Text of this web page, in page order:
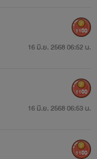
16 มิ.ย. 2568 06:52 น.
1100
16 มิ.ย. 2568 06:53 น.
1100
1100